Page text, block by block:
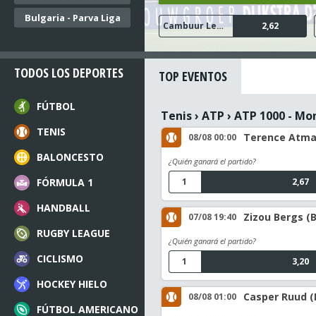
Bulgaria - Parva Liga
1,24
PSV Eindhoven 4,30
Sparta Rotterdam 2,62
Cambuur Leeuwarden 1,48
N.E.C. Nijmegen 1,68
Go Ahead Eagles
TODOS LOS DEPORTES
FÚTBOL
TENIS
BALONCESTO
FÓRMULA 1
HANDBALL
RUGBY LEAGUE
CICLISMO
HOCKEY HIELO
FÚTBOL AMERICANO
TOP EVENTOS
Tenis› ATP › ATP 1000 -
08/08 00:00 Terence
¿Quién ganará el partido?
2,67
1
07/08 19:40 Zizou Bergs
¿Quién ganará el partido?
3,20
1
08/08 01:00 Casper Ruud